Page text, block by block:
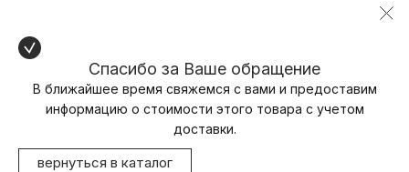
Спасибо за Ваше обращение
В ближайшее время свяжемся с вами и предоставим
информацию о стоимости этого товара с учетом
доставки.
вернуться в каталог